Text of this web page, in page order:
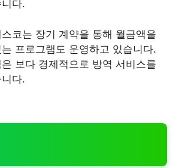
다.
코는 장기 계약을 통해 월금액을
프로그램도 운영하고 있습니다.
보다 경제적으로 방역 서비스를
다.